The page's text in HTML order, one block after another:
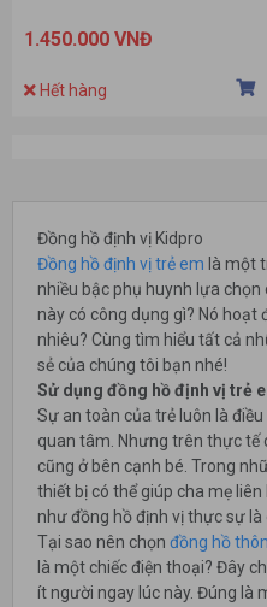
1.450.000 VNĐ
Hết hàng
Đồng hồ định vị Kidpro
Đồng hồ định vị trẻ em là một
nhiều bậc phụ huynh lựa
này có công dụng gì? Nó hoạt
nhiêu? Cùng tìm hiểu tất cả
sẻ của chúng tôi bạn nhé!
Sử dụng đồng hồ định vị trẻ
Sự an toàn của trẻ luôn là
quan tâm. Nhưng trên thực tế
cũng ở bên cạnh bé. Trong
thiết bị có thể giúp cha mẹ
như đồng hồ định vị thực sự là
Tại sao nên chọn đồng hồ
là một chiếc điện thoại? Đây
ít người ngay lúc này. Đúng là